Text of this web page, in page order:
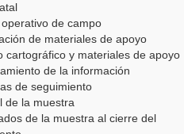
de campo
de materiales de apoyo
cartográfico y materiales de apoyo
de la información
de seguimiento
de la muestra
de la muestra al cierre del